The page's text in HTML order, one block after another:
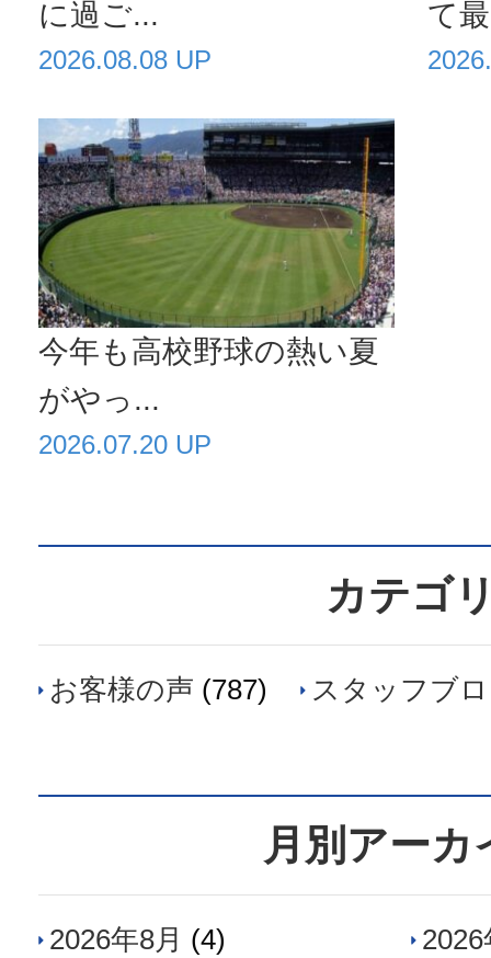
に過ご...
2026.08.08 UP
て
今年も高校野球の熱い夏
がやっ...
2026.07.20 UP
カテゴ
お客様の声 (787) スタッフブ
月別アーカ
2026年8月 (4)